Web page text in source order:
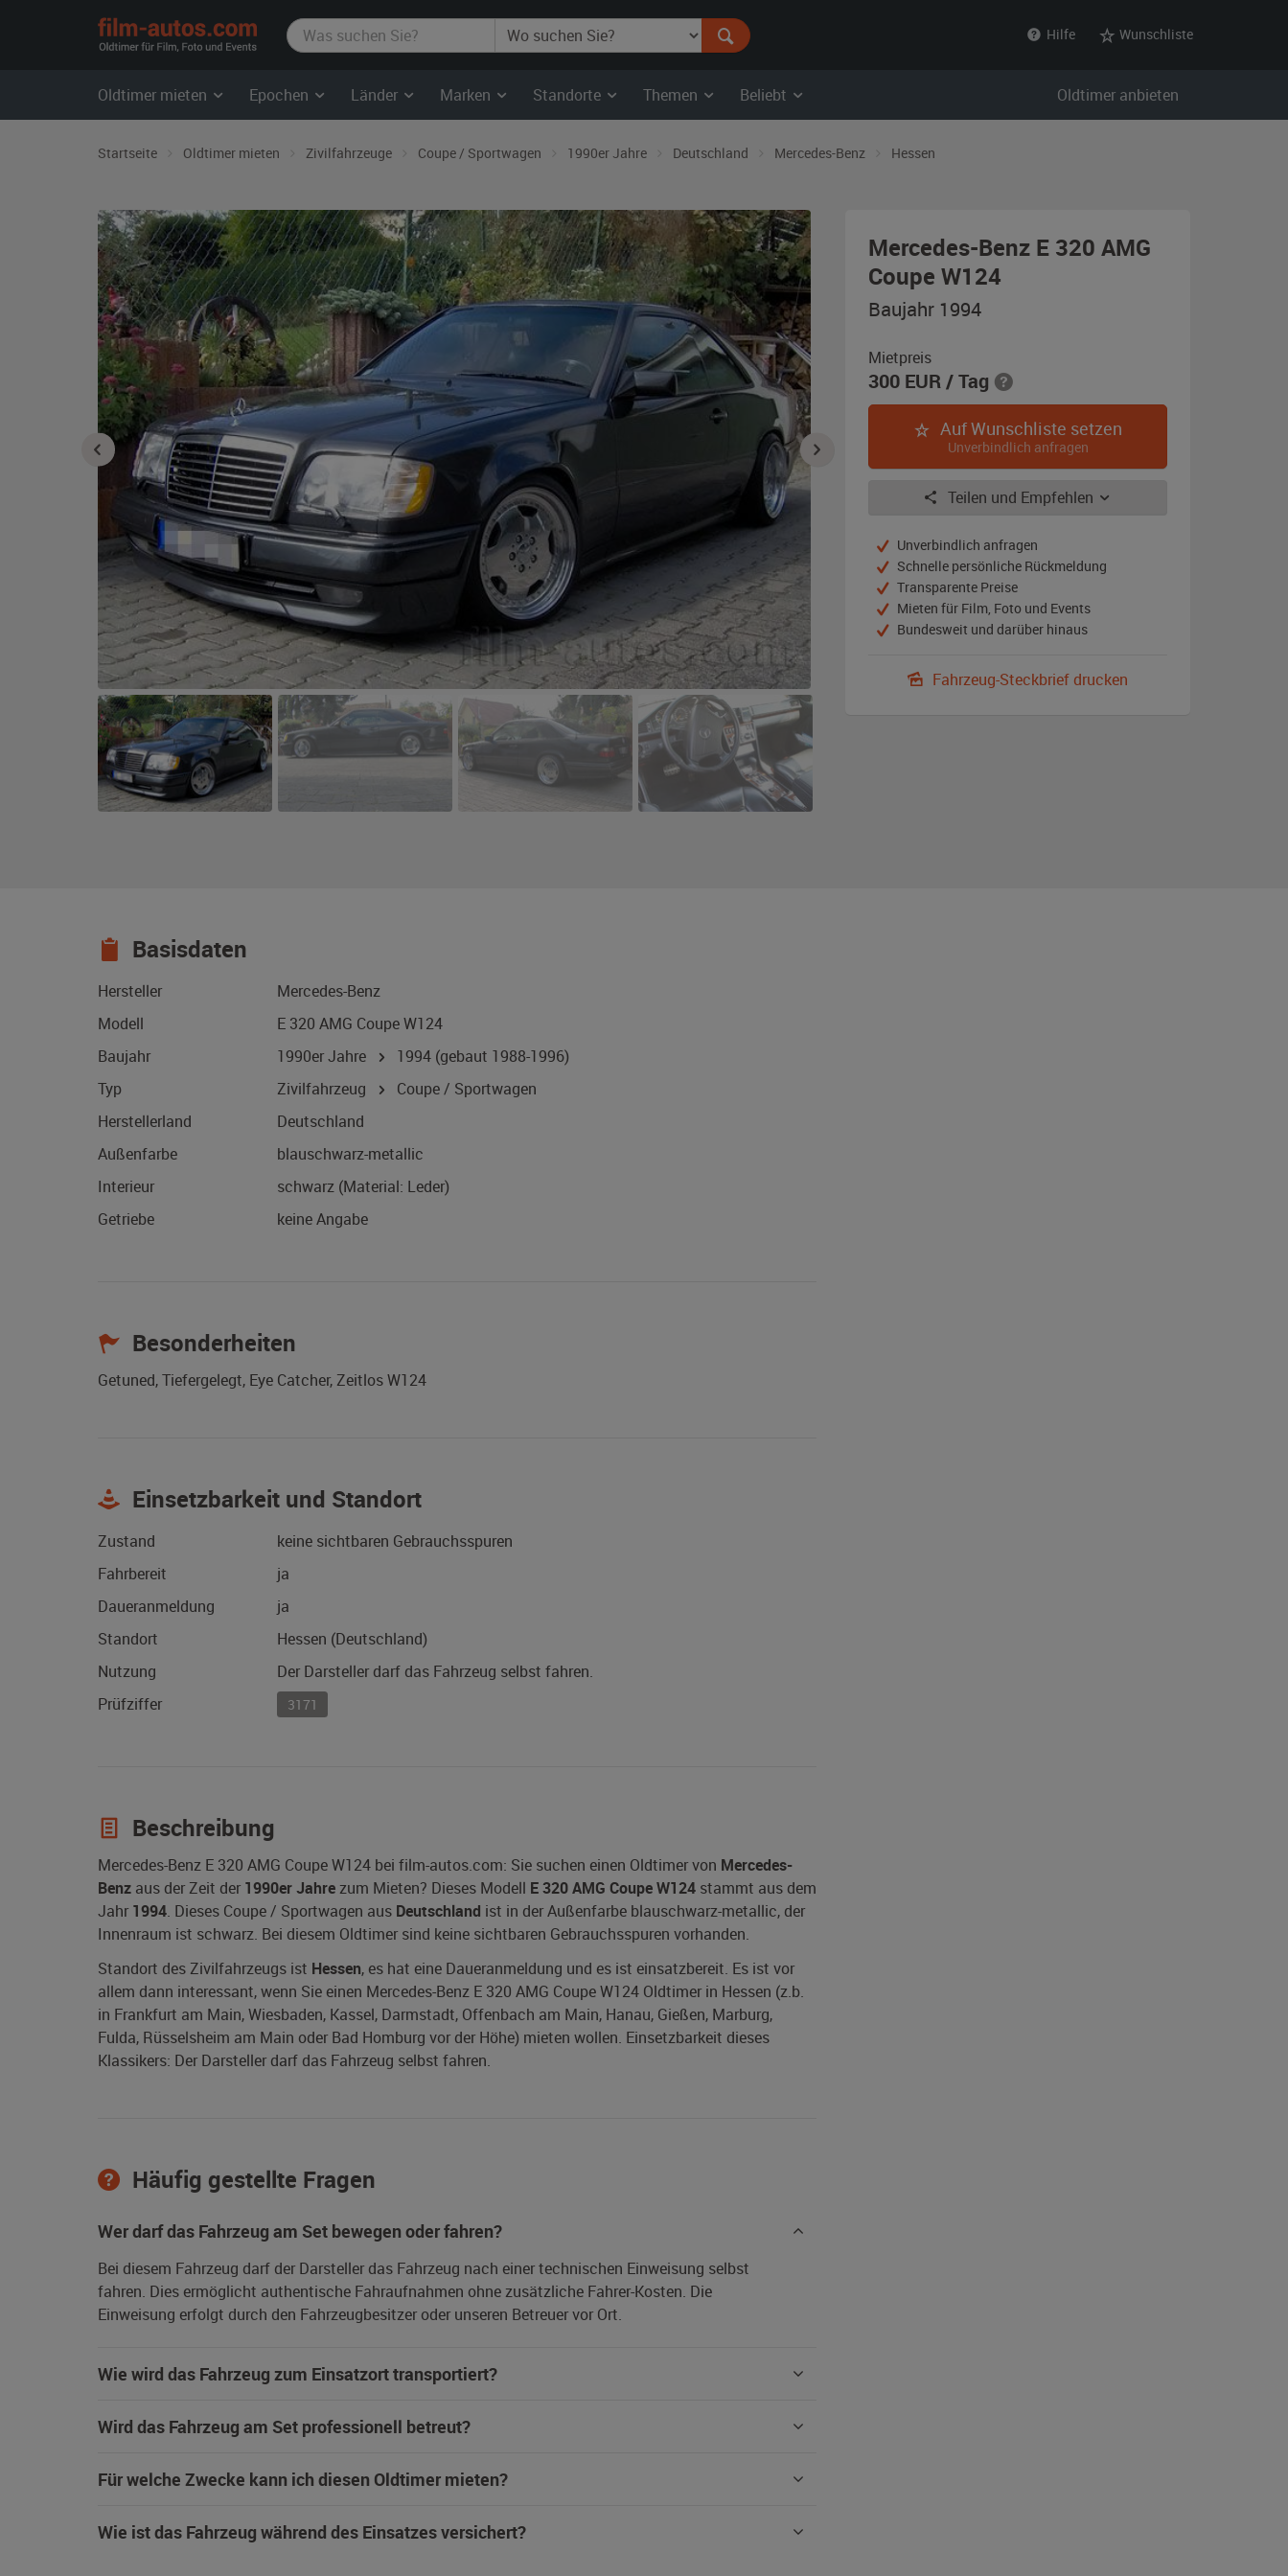
film-
autos.com
Hilfe Wunschliste
Oldtimer mieten Epochen Länder Marken Standorte Themen Beliebt Oldtimer anbieten
Startseite Oldtimer mieten Zivilfahrzeuge Coupe / Sportwagen 1990er Jahre Deutschland Mercedes-Benz Hessen
Mercedes-Benz E 320 AMG
Coupe W124
metallic
Baujahr 1994
Mietpreis
300 EUR/ Tag
Auf Wunschliste setzen
Unverbindlich anfragen
Teilen und Empfehlen
Unverbindlich anfragen
Schnelle persönliche Rückmeldung
Transparente Preise
Mieten für Film, Foto und Events
Bundesweit und darüber hinaus
Fahrzeug-Steckbrief drucken
Basisdaten
Hersteller
Mercedes-Benz
Modell
E 320 AMG Coupe W124
Baujahr
1990er Jahre 1994 (gebaut 1988-1996)
Typ
Zivilfahrzeug
Coupe / Sportwagen
Herstellerland
Deutschland
Außenfarbe
blauschwarz-metallic
Interieur
schwarz (Material: Leder)
Getriebe
keine Angabe
Besonderheiten
Getuned, Tiefergelegt, Eye Catcher, Zeitlos W124
Einsetzbarkeit und Standort
Zustand
keine sichtbaren Gebrauchsspuren
Fahrbereit
ja
Daueranmeldung
ja
Standort
Hessen (Deutschland)
Nutzung
Der Darsteller darf das Fahrzeug selbst fahren.
Prüfziffer
3171
Beschreibung
Mercedes-Benz E 320 AMG Coupe W124 bei film-autos.com: Sie suchen einen Oldtimer von Mercedes-
Benz aus der Zeit der 1990er Jahrezum Mieten? Dieses Modell E 320 AMG Coupe W124 stammt aus dem
Jahr 1994. Dieses Coupe / Sportwagen aus Deutschland ist in der Außenfarbe blauschwarz-metallic, der
Innenraum ist schwarz. Bei diesem Oldtimer sind keine sichtbaren Gebrauchsspuren vorhanden.
Standort des Zivilfahrzeugs ist Hessen, es hat eine Daueranmeldung und es ist einsatzbereit. Es ist vor
allem dann interessant, wenn Sie einen Mercedes-Benz E 320 AMG Coupe W124 Oldtimer in Hessen (z.b.
in Frankfurt am Main, Wiesbaden, Kassel, Darmstadt, Offenbach am Main, Hanau, Gießen, Marburg,
Fulda, Rüsselsheim am Main oder Bad Homburg vor der Höhe) mieten wollen. Einsetzbarkeit dieses
Klassikers: Der Darsteller darf das Fahrzeug selbst fahren.
Häufig gestellte Fragen
Wer darf das Fahrzeug am Set bewegen oder fahren?
Bei diesem Fahrzeug darf der Darsteller das Fahrzeug nach einer technischen Einweisung selbst
fahren. Dies ermöglicht authentische Fahraufnahmen ohne zusätzliche Fahrer-Kosten. Die
Einweisung erfolgt durch den Fahrzeugbesitzer oder unseren Betreuer vor Ort.
Wie wird das Fahrzeug zum Einsatzort transportiert?
Wird das Fahrzeug am Set professionell betreut?
Für welche Zwecke kann ich diesen Oldtimer mieten?
Wie ist das Fahrzeug während des Einsatzes versichert?